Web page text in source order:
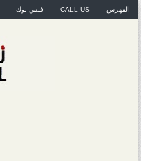
الفهرس CALL-US فيس بوك